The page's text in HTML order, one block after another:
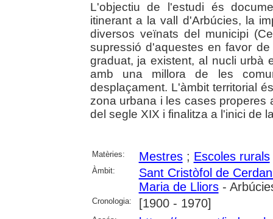
L'objectiu de l'estudi és
itinerant a la vall d'Arbúcies, la
diversos veïnats del municipi
supressió d'aquestes en favor
graduat, ja existent, al nucli urbà
amb una millora de les
desplaçament. L'àmbit territorial
zona urbana i les cases properes
del segle XIX i finalitza a l'inici de
Matèries: Mestres; Escoles rurals
Àmbit:
Sant Cristòfol de
Maria de Lliors-
Cronologia: [1900 - 1970]